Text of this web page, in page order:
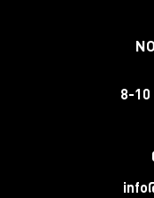
8-10